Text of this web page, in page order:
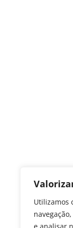
Utilizamos